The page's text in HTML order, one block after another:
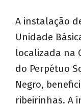
A instalação
Unidade
localizada na
do Perpétuo
Negro,
ribeirinhas. A